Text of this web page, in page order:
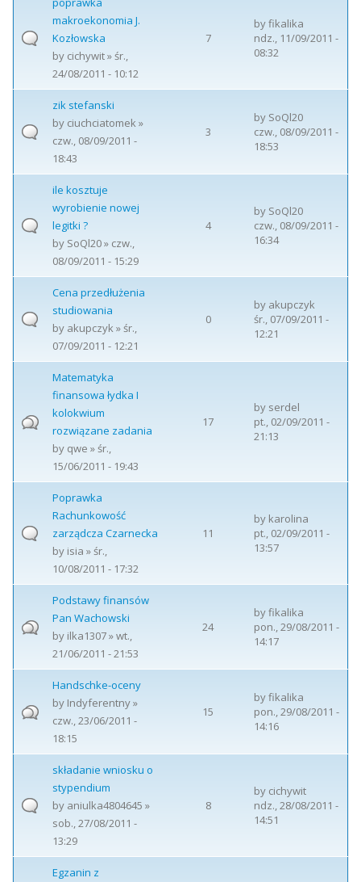
makroekonomia J.
Kozłowska
by cichywit» śr.,
24/08/2011 - 10:12
7
byfikalika
ndz., 11/09/2011 -
08:32
zik stefanski
by ciuchciatomek»
czw., 08/09/2011 -
18:43
3
by SoQl20
czw., 08/09/2011 -
18:53
ile kosztuje
wyrobienie nowej
legitki ?
by SoQl20» czw.,
08/09/2011 - 15:29
4
by SoQl20
czw., 08/09/2011 -
16:34
Cena przedłużenia
studiowania
by akupczyk» śr.,
07/09/2011 - 12:21
0
by akupczyk
śr., 07/09/2011 -
12:21
Matematyka
finansowa łydka I
kolokwium
rozwiązane zadania
by qwe » śr.,
15/06/2011 - 19:43
17
by serdel
pt., 02/09/2011 -
21:13
Poprawka
Rachunkowość
zarządcza Czarnecka
by isia » śr.,
10/08/2011 - 17:32
11
by karolina
pt., 02/09/2011 -
13:57
Podstawy finansów
Pan Wachowski
by ilka1307» wt.,
21/06/2011 - 21:53
24
byfikalika
pon., 29/08/2011 -
14:17
Handschke-oceny
by Indyferentny»
czw., 23/06/2011 -
18:15
15
byfikalika
pon., 29/08/2011 -
14:16
składanie wniosku o
stypendium
by aniulka4804645 »
sob., 27/08/2011 -
13:29
8
by cichywit
ndz., 28/08/2011 -
14:51
Egzanin z